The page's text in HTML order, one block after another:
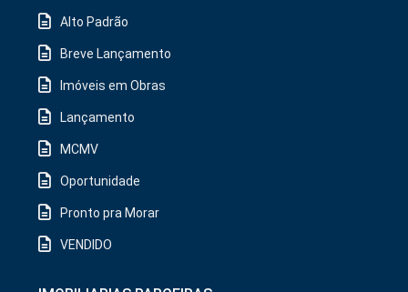
Alto Padrão
Breve Lançamento
Imóveis em Obras
Lançamento
MCMV
Oportunidade
Pronto pra Morar
VENDIDO